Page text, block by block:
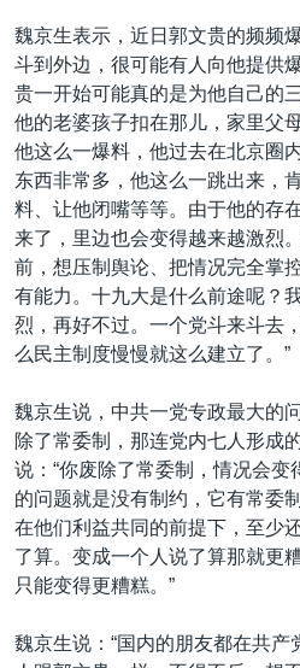
魏京生表示，近日郭文贵的频频
斗到外边，很可能有人向他提供
贵一开始可能真的是为他自己的
他的老婆孩子扣在那儿，家里父
他这么一爆料，他过去在北京圈
东西非常多，他这么一跳出来，
料、让他闭嘴等等。由于他的存
来了，里边也会变得越来越激烈
前，想压制舆论、把情况完全掌
有能力。十九大是什么前途呢？
烈，再好不过。一个党斗来斗去
么民主制度慢慢就这么建立了。”
魏京生说，中共一党专政最大的
除了常委制，那连党内七人形成
说：“你废除了常委制，情况会
的问题就是没有制约，它有常委
在他们利益共同的前提下，至少
了算。变成一个人说了算那就更
只能变得更糟糕。”
魏京生说：“国内的朋友都在共